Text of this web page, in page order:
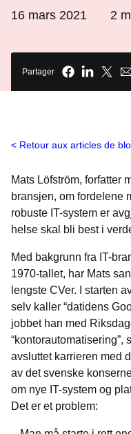
16 mars 2021 2
Partager
Retour aux articles de
Mats Löfström, forfatter
bransjen, om fordelene
robuste IT-system er
helse skal bli best i
Med bakgrunn fra IT-
1970-tallet, har Mats
lengste CVer. I starten
selv kaller “datidens
jobbet han med
“kontorautomatisering”,
avsluttet karrieren med
av det svenske
om nye IT-system og
Det er et problem: